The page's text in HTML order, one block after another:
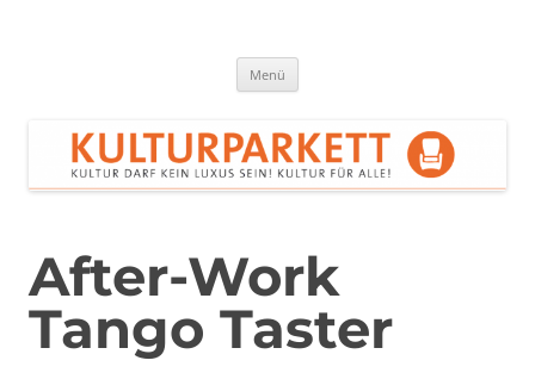
Menü
After-Work
Tango Taster